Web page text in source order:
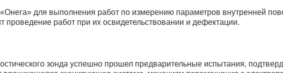
для выполнения работ по измерению параметров внутренней
проведение работ при их освидетельствовании и дефектации.
зонда успешно прошел предварительные испытания,